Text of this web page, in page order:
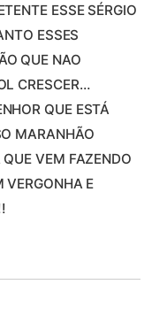
ESSE SÉRGIO
ESSES
QUE NAO
CRESCER…
QUE ESTÁ
MARANHÃO
VEM FAZENDO
VERGONHA E